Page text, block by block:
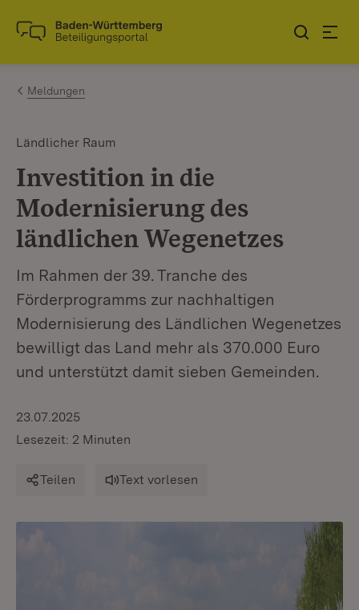
Zum Inhalt springen
Link zur Startseite
Meldungen
Ländlicher Raum
Investition in die
Modernisierung des
ländlichen Wegenetzes
Im Rahmen der 39. Tranche des
Förderprogramms zur nachhaltigen
Modernisierung des Ländlichen Wegenetzes
bewilligt das Land mehr als 370.000 Euro
und unterstützt damit sieben Gemeinden.
23.07.2025
Lesezeit: 2 Minuten
Teilen Text vorlesen